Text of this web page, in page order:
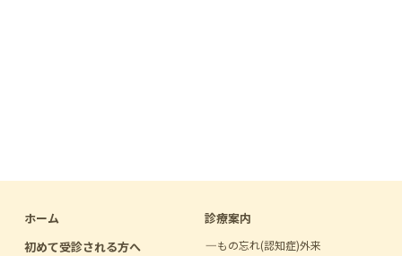
ホーム
初めて受診される方へ
診療案内
もの忘れ(認知症)外来